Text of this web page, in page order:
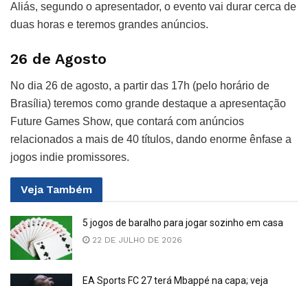
Aliás, segundo o apresentador, o evento vai durar cerca de
duas horas e teremos grandes anúncios.
26 de Agosto
No dia 26 de agosto, a partir das 17h (pelo horário de
Brasília) teremos como grande destaque a apresentação
Future Games Show, que contará com anúncios
relacionados a mais de 40 títulos, dando enorme ênfase a
jogos indie promissores.
Veja Também
5 jogos de baralho para jogar sozinho em casa
22 DE JULHO DE 2026
EA Sports FC 27 terá Mbappé na capa; veja